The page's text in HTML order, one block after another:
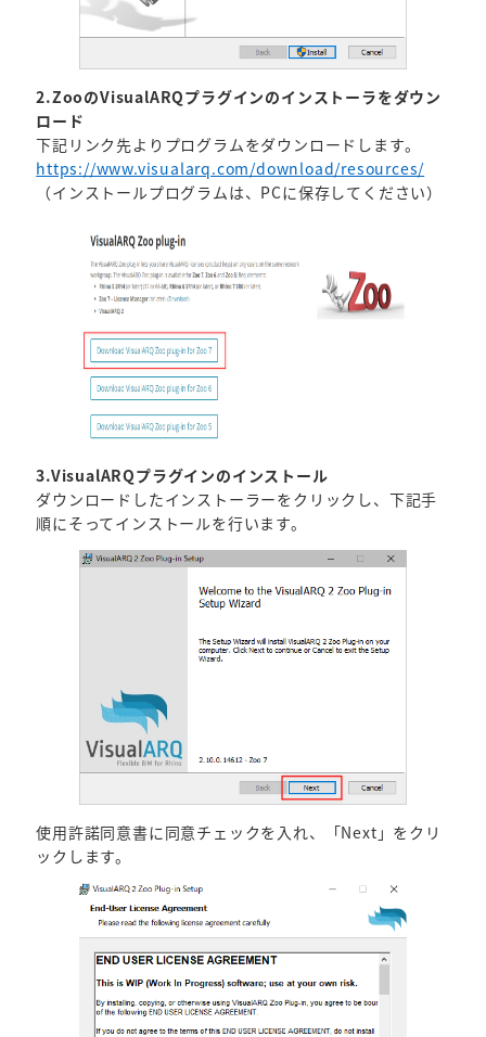
2.ZooのVisualARQプラグインのインストーラをダウン
ロード
下記リンク先よりプログラムをダウンロードします。
https://www.visualarq.com/download/resources/
（インストールプログラムは、PCに保存してください）
3.VisualARQプラグインのインストール
ダウンロードしたインストーラーをクリックし、下記手
順にそってインストールを行います。
使用許諾同意書に同意チェックを入れ、「Next」をクリ
ックします。